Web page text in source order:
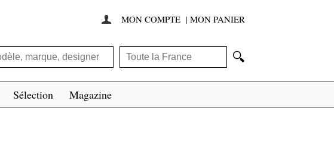
 MON COMPTE | MON PANIER
🔍
Sélection Magazine